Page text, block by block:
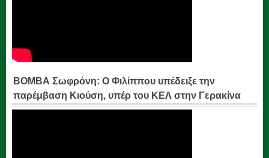
ΒΟΜΒΑ Σωφρόνη: Ο Φιλίππου υπέδειξε την
παρέμβαση Κιούση, υπέρ του ΚΕΛ στην Γερακίνα